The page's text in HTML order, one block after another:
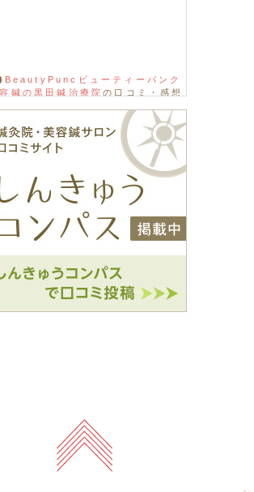
BeautyPuncビューティーパンク
鍼の黒田鍼治療院の口コミ・感想